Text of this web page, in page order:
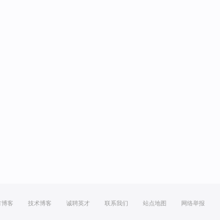
博客 技术博客 诚聘英才 联系我们 站点地图 网络举报